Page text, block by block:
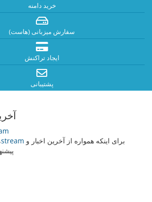
خرید دامنه
سفارش میزبانی (هاست)
ایجاد تراکنش
پشتیبانی
305stream